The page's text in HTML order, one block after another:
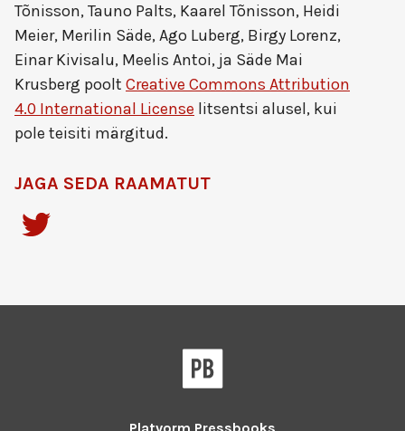
Tõnisson, Tauno Palts, Kaarel Tõnisson, Heidi
Meier, Merilin Säde, Ago Luberg, Birgy Lorenz,
Einar Kivisalu, Meelis Antoi, ja Säde Mai
Krusberg poolt Creative Commons Attribution
4.0 International License litsentsi alusel, kui
pole teisiti märgitud.
JAGA SEDA RAAMATUT